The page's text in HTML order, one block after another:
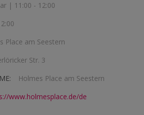
| 11:00 - 12:00
Place am Seestern
Str. 3
Holmes Place am Seestern
www.holmesplace.de/de